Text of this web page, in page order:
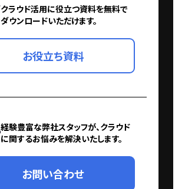
クラウド活用に役立つ資料を無料で
ダウンロードいただけます。
お役立ち資料
経験豊富な弊社スタッフが、クラウド
に関するお悩みを解決いたします。
お問い合わせ